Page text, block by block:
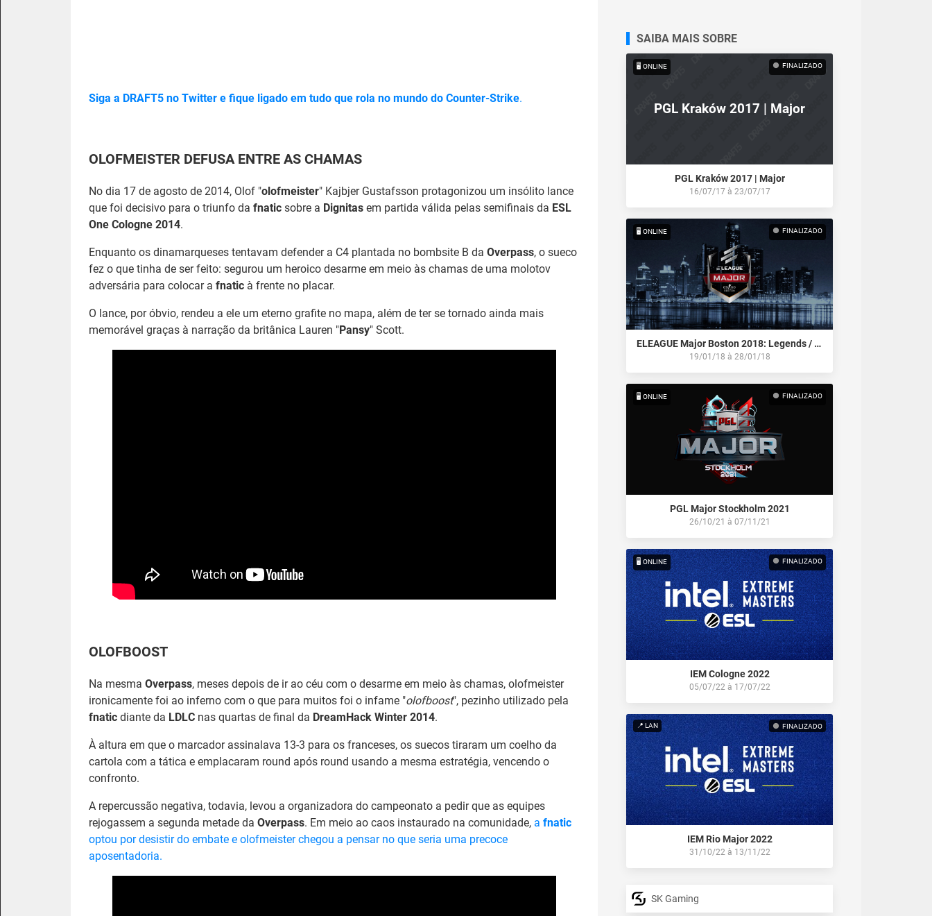
Siga a DRAFT5 no Twitter e fique ligado em tudo que rola no mundo do Counter-Strike.
OLOFMEISTER DEFUSA ENTRE AS CHAMAS
No dia 17 de agosto de 2014, Olof "olofmeister" Kajbjer Gustafsson protagonizou um insólito lance
que foi decisivo para o triunfo da fnatic sobre a Dignitas em partida válida pelas semifinais da ESL
One Cologne 2014.
Enquanto os dinamarqueses tentavam defender a C4 plantada no bombsite B da Overpass, o sueco
fez o que tinha de ser feito: segurou um heroico desarme em meio às chamas de uma molotov
adversária para colocar a fnatic à frente no placar.
O lance, por óbvio, rendeu a ele um eterno grafite no mapa, além de ter se tornado ainda mais
memorável graças à narração da britânica Lauren "Pansy" Scott.
OLOFBOOST
Na mesma Overpass, meses depois de ir ao céu com o desarme em meio às chamas, olofmeister
ironicamente foi ao inferno com o que para muitos foi o infame "olofboost", pezinho utilizado pela
fnatic diante da LDLC nas quartas de final da DreamHack Winter 2014.
À altura em que o marcador assinalava 13-3 para os franceses, os suecos tiraram um coelho da
cartola com a tática e emplacaram round após round usando a mesma estratégia, vencendo o
confronto.
A repercussão negativa, todavia, levou a organizadora do campeonato a pedir que as equipes
rejogassem a segunda metade da Overpass. Em meio ao caos instaurado na comunidade, a fnatic
optou por desistir do embate e olofmeister chegou a pensar no que seria uma precoce
aposentadoria.
SAIBA MAIS SOBRE
PGL Kraków 2017 | Major
FINALIZADO
🖥️ ONLINE
PGL Kraków 2017 | Major
16/07/17 à 23/07/17
FINALIZADO
🖥️ ONLINE
ELEAGUE Major Boston 2018: Legends / Championship Stage
19/01/18 à 28/01/18
FINALIZADO
🖥️ ONLINE
PGL Major Stockholm 2021
26/10/21 à 07/11/21
FINALIZADO
🖥️ ONLINE
IEM Cologne 2022
05/07/22à 17/07/22
FINALIZADO
📍 LAN
IEM Rio Major 2022
31/10/22à 13/11/22
SK Gaming